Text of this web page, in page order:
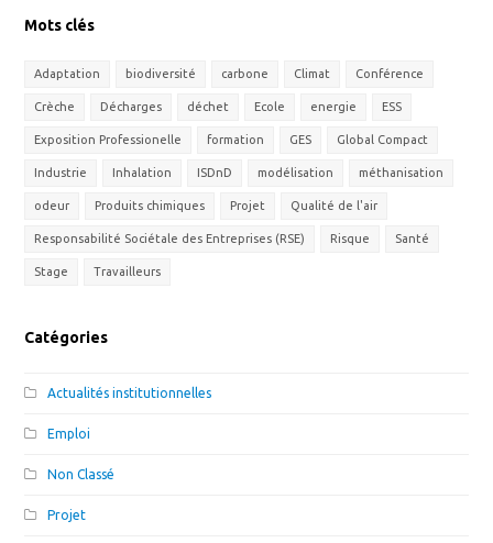
Mots clés
Adaptation biodiversité carbone Climat Conférence
Crèche Décharges déchet Ecole energie ESS
Exposition Professionelle formation GES Global Compact
Industrie Inhalation ISDnD modélisation méthanisation
odeur Produits chimiques Projet Qualité de l'air
Responsabilité Sociétale des Entreprises (RSE) Risque Santé
Stage Travailleurs
Catégories
Actualités institutionnelles
Emploi
Non Classé
Projet